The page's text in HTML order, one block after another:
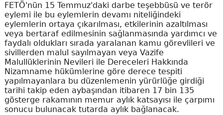
FETÖ'nün 15 Temmuz'daki darbe teşebbüsü ve terör
eylemi ile bu eylemlerin devamı niteliğindeki
eylemlerin ortaya çıkarılması, etkilerinin azaltılması
veya bertaraf edilmesinin sağlanmasında yardımcı ve
faydalı oldukları sırada yaralanan kamu görevlileri ve
sivillerden malul sayılmayan veya Vazife
Malullüklerinin Nevileri ile Dereceleri Hakkında
Nizamname hükümlerine göre derece tespiti
yapılmayanlara bu düzenlemenin yürürlüğe girdiği
tarihi takip eden aybaşından itibaren 17 bin 135
gösterge rakamının memur aylık katsayısı ile çarpımı
sonucu bulunacak tutarda aylık bağlanacak.